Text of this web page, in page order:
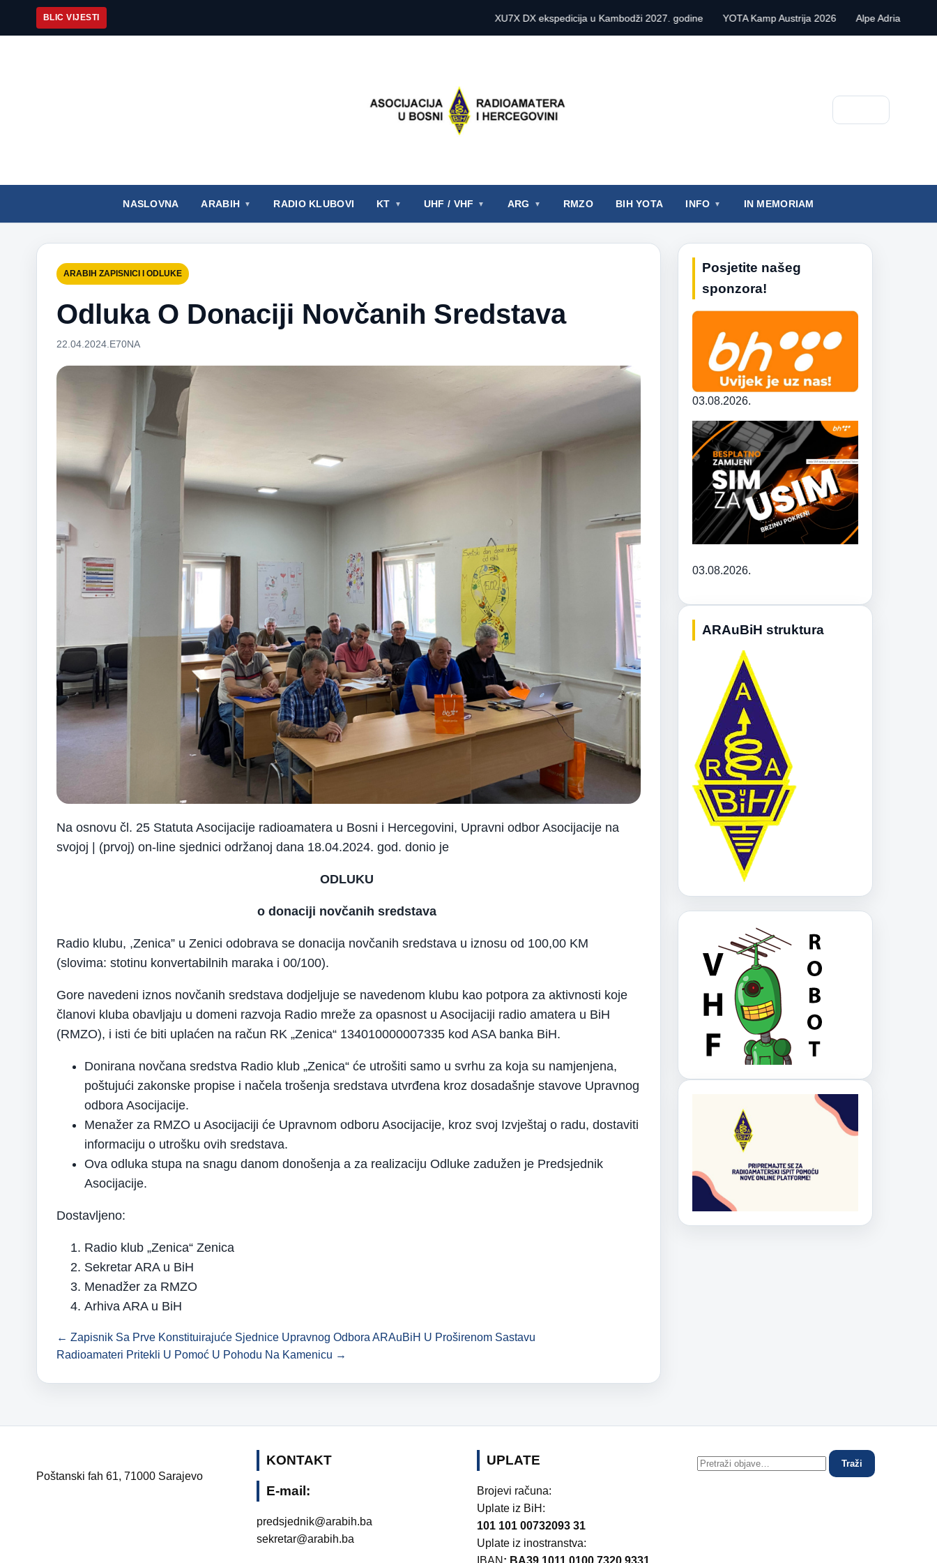
BLIC VIJESTI XU7X DX ekspedicija u Kambodži 2027. godine YOTA Kamp Austrija 2026 Alpe Adria Contest VHF 2026.
NASLOVNA ARABIH RADIO KLUBOVI KT UHF / VHF ARG RMZO BIH YOTA INFO IN MEMORIAM
ARABIH ZAPISNICI I ODLUKE
Odluka O Donaciji Novčanih Sredstava
22.04.2024. E70NA
Na osnovu čl. 25 Statuta Asocijacije radioamatera u Bosni i Hercegovini, Upravni odbor Asocijacije na
svojoj | (prvoj) on-line sjednici održanoj dana 18.04.2024. god. donio je
ODLUKU
o donaciji novčanih sredstava
Radio klubu, ,Zenica” u Zenici odobrava se donacija novčanih sredstava u iznosu od 100,00 KM
(slovima: stotinu konvertabilnih maraka i 00/100).
Gore navedeni iznos novčanih sredstava dodjeljuje se navedenom klubu kao potpora za aktivnosti koje
članovi kluba obavljaju u domeni razvoja Radio mreže za opasnost u Asocijaciji radio amatera u BiH
(RMZO), i isti će biti uplaćen na račun RK „Zenica“ 134010000007335 kod ASA banka BiH.
Donirana novčana sredstva Radio klub „Zenica“ će utrošiti samo u svrhu za koja su namjenjena,
poštujući zakonske propise i načela trošenja sredstava utvrđena kroz dosadašnje stavove Upravnog
odbora Asocijacije.
Menažer za RMZO u Asocijaciji će Upravnom odboru Asocijacije, kroz svoj Izvještaj o radu, dostaviti
informaciju o utrošku ovih sredstava.
Ova odluka stupa na snagu danom donošenja a za realizaciju Odluke zadužen je Predsjednik
Asocijacije.
Dostavljeno:
Radio klub „Zenica“ Zenica
Sekretar ARA u BiH
Menadžer za RMZO
Arhiva ARA u BiH
← Zapisnik Sa Prve Konstituirajuće Sjednice Upravnog Odbora ARAuBiH U Proširenom Sastavu
Radioamateri Pritekli U Pomoć U Pohodu Na Kamenicu →
Posjetite našeg
sponzora!
03.08.2026.
03.08.2026.
ARAuBiH struktura
Poštanski fah 61, 71000 Sarajevo
KONTAKT
E-mail:
predsjednik@arabih.ba
sekretar@arabih.ba
UPLATE
Brojevi računa:
Uplate iz BiH:
101 101 00732093 31
Uplate iz inostranstva:
Traži